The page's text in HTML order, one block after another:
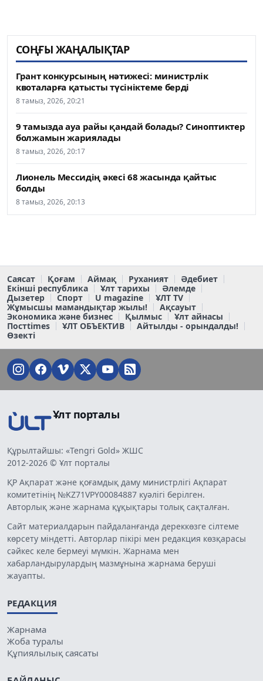
СОҢҒЫ ЖАҢАЛЫҚТАР
Грант конкурсының нәтижесі: министрлік
квоталарға қатысты түсініктеме берді
8 тамыз, 2026, 20:21
9 тамызда ауа райы қандай болады? Синоптиктер
болжамын жариялады
8 тамыз, 2026, 20:17
Лионель Мессидің әкесі 68 жасында қайтыс
болды
8 тамыз, 2026, 20:13
Саясат Қоғам Аймақ Руханият
Әдебиет
Екінші республика
Ұлт тарихы
Әлемде
Дызетер
Спорт U magazine
ҰЛТ TV
Жұмысшы мамандықтар жылы!
Ақсауыт
Экономика және бизнес
Қылмыс
Ұлт айнасы
Постtimes
ҰЛТ ОБЪЕКТИВ
Айтылды - орындалды!
Өзекті
Ұлт порталы
Құрылтайшы: «Tengri Gold» ЖШС
2012-2026 © Ұлт порталы
ҚР Ақпарат және қоғамдық даму министрлігі Ақпарат
комитетінің №KZ71VPY00084887 куәлігі берілген.
Авторлық және жарнама құқықтары толық сақталған.
Сайт материалдарын пайдаланғанда дереккөзге сілтеме
көрсету міндетті. Авторлар пікірі мен редакция көзқарасы
сәйкес келе бермеуі мүмкін. Жарнама мен
хабарландырулардың мазмұнына жарнама беруші
жауапты.
РЕДАКЦИЯ
Жарнама
Жоба туралы
Құпиялылық саясаты